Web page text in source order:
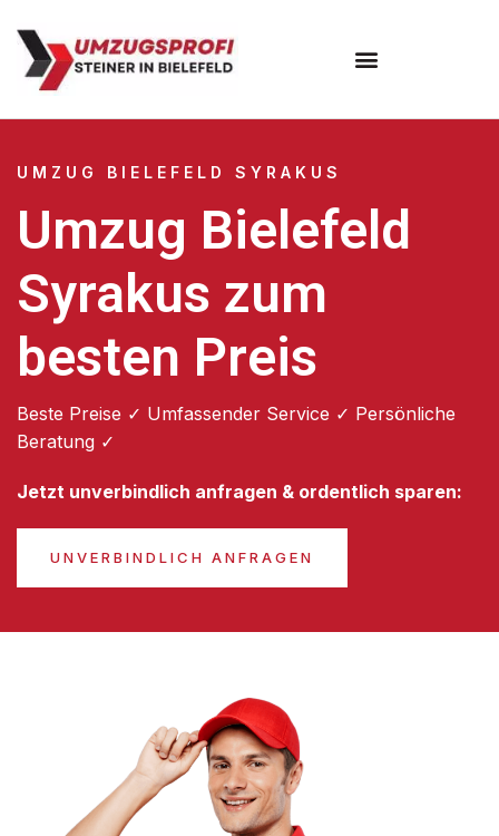
UMZUG BIELEFELD SYRAKUS
Umzug Bielefeld
Syrakus zum
besten Preis
Beste Preise ✓ Umfassender Service ✓ Persönliche
Beratung ✓
Jetzt unverbindlich anfragen & ordentlich sparen:
UNVERBINDLICH ANFRAGEN